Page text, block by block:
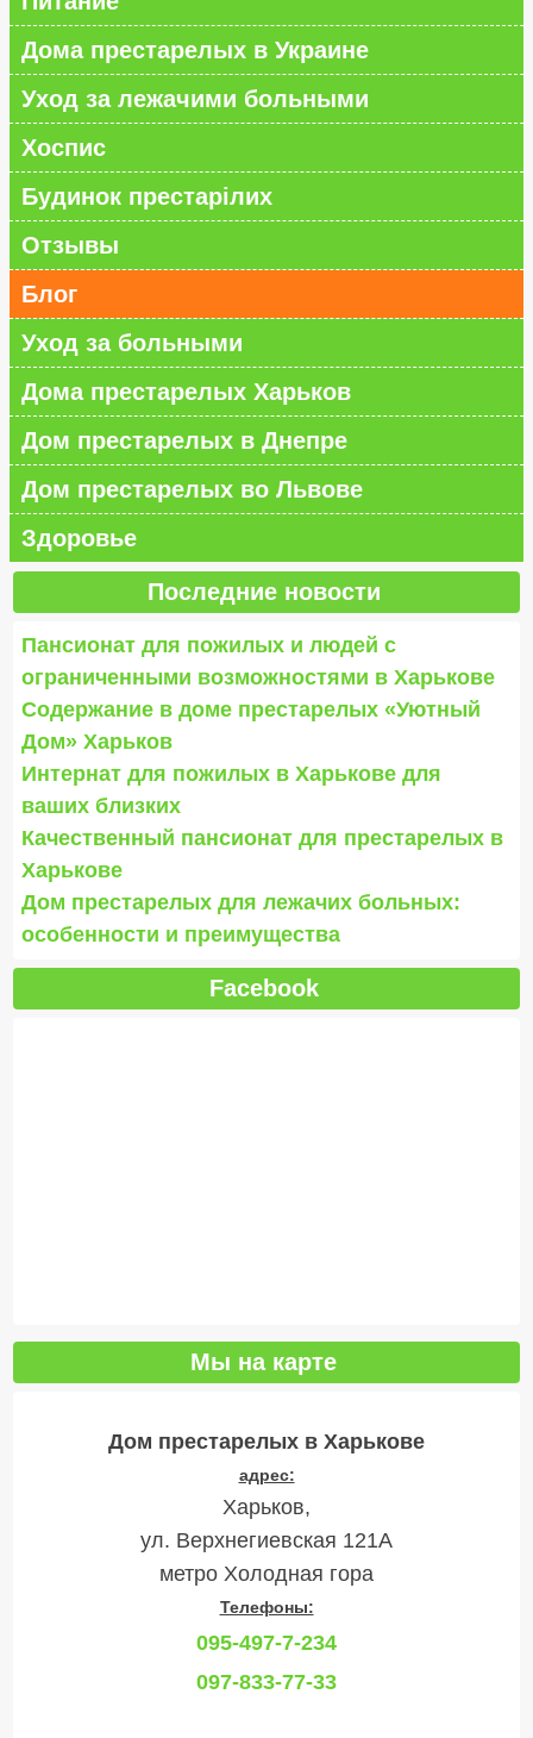
Дома престарелых в Украине
Уход за лежачими больными
Хоспис
Будинок престарілих
Отзывы
Блог
Уход за больными
Дома престарелых Харьков
Дом престарелых в Днепре
Дом престарелых во Львове
Здоровье
Последние новости
Пансионат для пожилых и людей с
ограниченными возможностями в Харькове
Содержание в доме престарелых «Уютный
Дом» Харьков
Интернат для пожилых в Харькове для
ваших близких
Качественный пансионат для престарелых в
Харькове
Дом престарелых для лежачих больных:
особенности и преимущества
Facebook
Мы на карте
Дом престарелых в Харькове
адрес:
Харьков,
ул. Верхнегиевская 121А
метро Холодная гора
Телефоны:
095-497-7-234
097-833-77-33